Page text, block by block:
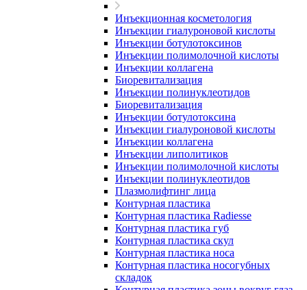
Инъекционная косметология
Инъекции гиалуроновой кислоты
Инъекции ботулотоксинов
Инъекции полимолочной кислоты
Инъекции коллагена
Биоревитализация
Инъекции полинуклеотидов
Биоревитализация
Инъекции ботулотоксина
Инъекции гиалуроновой кислоты
Инъекции коллагена
Инъекции липолитиков
Инъекции полимолочной кислоты
Инъекции полинуклеотидов
Плазмолифтинг лица
Контурная пластика
Контурная пластика Radiesse
Контурная пластика губ
Контурная пластика скул
Контурная пластика носа
Контурная пластика носогубных
складок